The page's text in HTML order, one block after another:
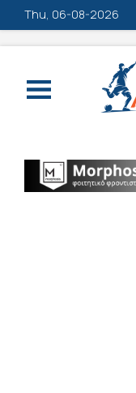
Thu, 06-08-2026